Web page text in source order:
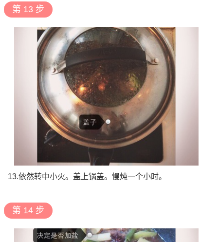
第 13 步
13.依然转中小火。盖上锅盖。慢炖一个小时。
第 14 步